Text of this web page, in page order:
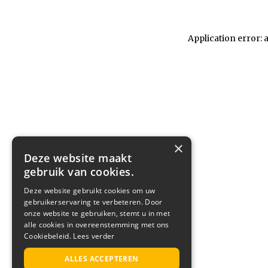
Application error:
×
Deze website maakt
gebruik van cookies.
Deze website gebruikt cookies om uw
gebruikerservaring te verbeteren. Door
onze website te gebruiken, stemt u in met
alle cookies in overeenstemming met ons
Cookiebeleid. Lees verder
ALLES ACCEPTEREN